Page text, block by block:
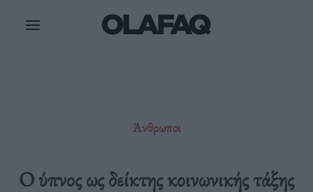
Άνθρωποι
Ο ύπνος ως δείκτης κοινωνικής τάξης